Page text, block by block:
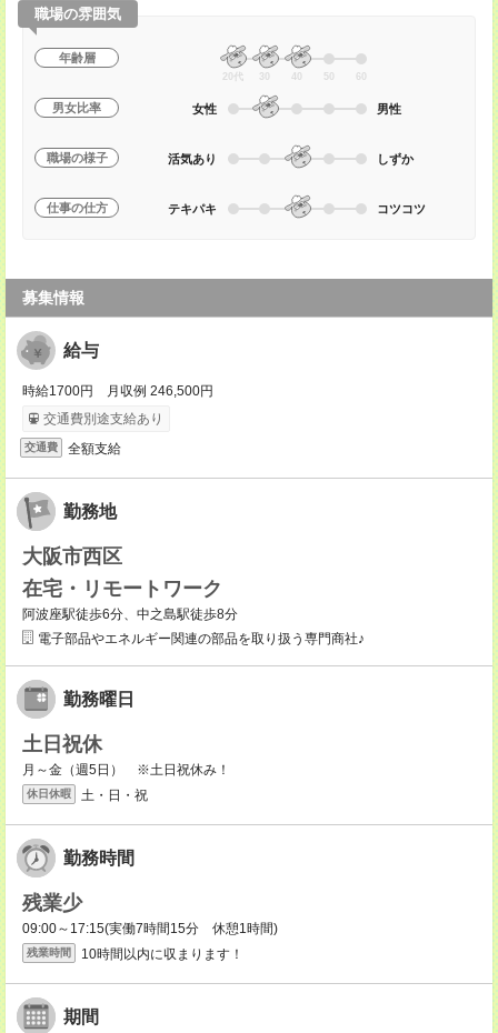
職場の雰囲気
年齢層
20代 30 40 50 60
男女比率 女性 男性
職場の様子 活気あり しずか
仕事の仕方 テキパキ コツコツ
募集情報
給与
時給1700円 月収例 246,500円
交通費別途支給あり
交通費 全額支給
勤務地
大阪市西区
在宅・リモートワーク
阿波座駅徒歩6分、中之島駅徒歩8分
電子部品やエネルギー関連の部品を取り扱う専門商社♪
勤務曜日
土日祝休
月～金（週5日） ※土日祝休み！
休日休暇 土・日・祝
勤務時間
残業少
09:00～17:15(実働7時間15分 休憩1時間)
残業時間 10時間以内に収まります！
期間